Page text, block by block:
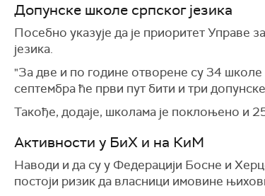
Допунске школе српског језика
Посебно указује да је приоритет Управе
језика.
"За две и по године отворене су 34 школе
септембра ће први пут бити и три
Такође, додаје, школама је поклоњено и
Активности у БиХ и на КиМ
Наводи и да су у Федерацији Босне и
постоји ризик да власници имовине